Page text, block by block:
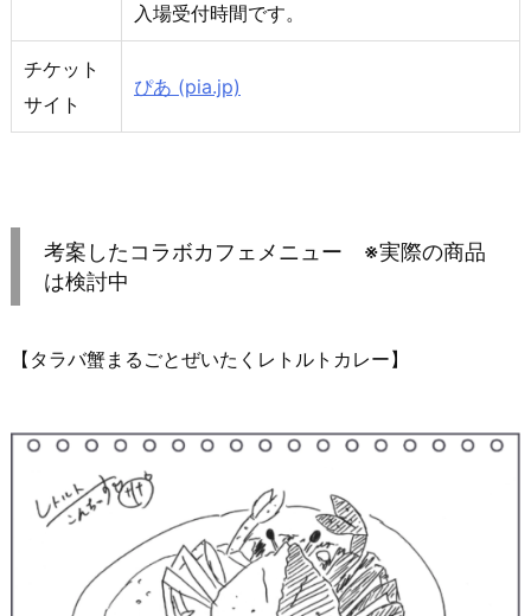
入場受付時間です。
チケット
サイト
ぴあ (pia.jp)
考案したコラボカフェメニュー ※実際の商品
は検討中
【タラバ蟹まるごとぜいたくレトルトカレー】